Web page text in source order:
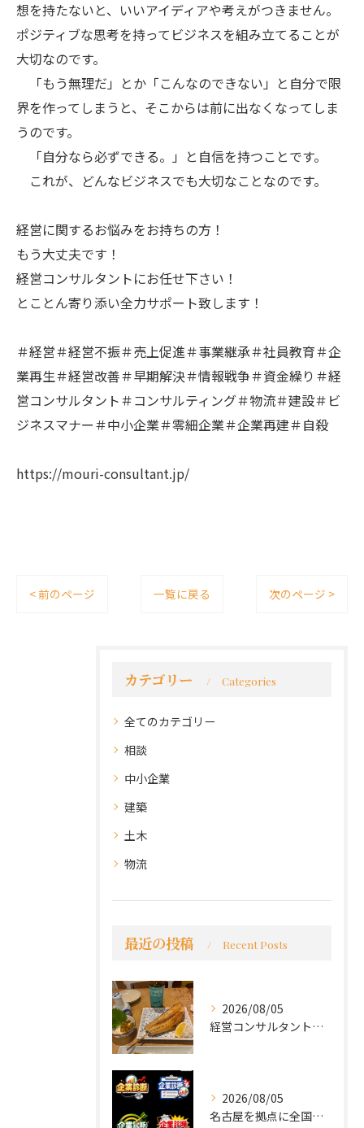
想を持たないと、いいアイディアや考えがつきません。
ポジティブな思考を持ってビジネスを組み立てることが
大切なのです。
「もう無理だ」とか「こんなのできない」と自分で限
界を作ってしまうと、そこからは前に出なくなってしま
うのです。
「自分なら必ずできる。」と自信を持つことです。
これが、どんなビジネスでも大切なことなのです。
経営に関するお悩みをお持ちの方！
もう大丈夫です！
経営コンサルタントにお任せ下さい！
とことん寄り添い全力サポート致します！
＃経営＃経営不振＃売上促進＃事業継承＃社員教育＃企
業再生＃経営改善＃早期解決＃情報戦争＃資金繰り＃経
営コンサルタント＃コンサルティング＃物流＃建設＃ビ
ジネスマナー＃中小企業＃零細企業＃企業再建＃自殺
https://mouri-consultant.jp/
< 前のページ 一覧に戻る 次のページ >
カテゴリー Categories
全てのカテゴリー
相談
中小企業
建築
土木
物流
最近の投稿 Recent Posts
2026/08/05
経営コンサルタントのモーちゃん・毛利京申です。
2026/08/05
名古屋を拠点に全国で活動する 経営コンサルタントの 毛利京申...